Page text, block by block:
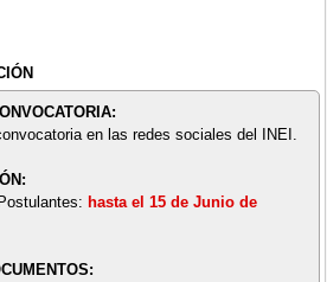
en las redes sociales del INEI.
hasta el 15 de Junio de